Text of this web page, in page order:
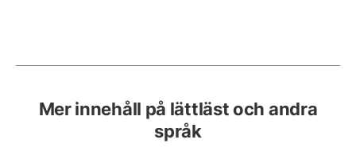
Mer innehåll på lättläst och andra
språk